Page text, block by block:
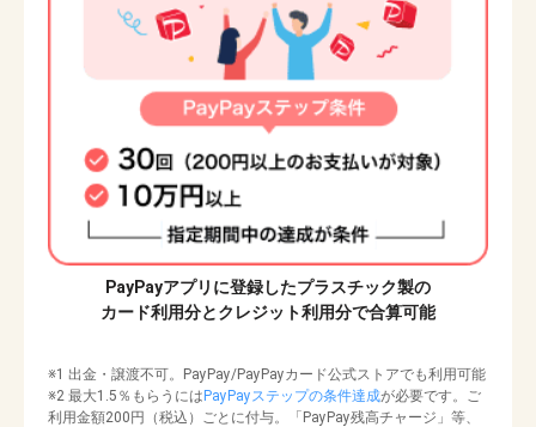
PayPayアプリに登録したプラスチック製の
カード利用分とクレジット利用分で合算可能
※1 出金・譲渡不可。PayPay/PayPayカード公式ストアでも利用可能
※2 最大1.5％もらうにはPayPayステップの条件達成が必要です。ご
利用金額200円（税込）ごとに付与。「PayPay残高チャージ」等、